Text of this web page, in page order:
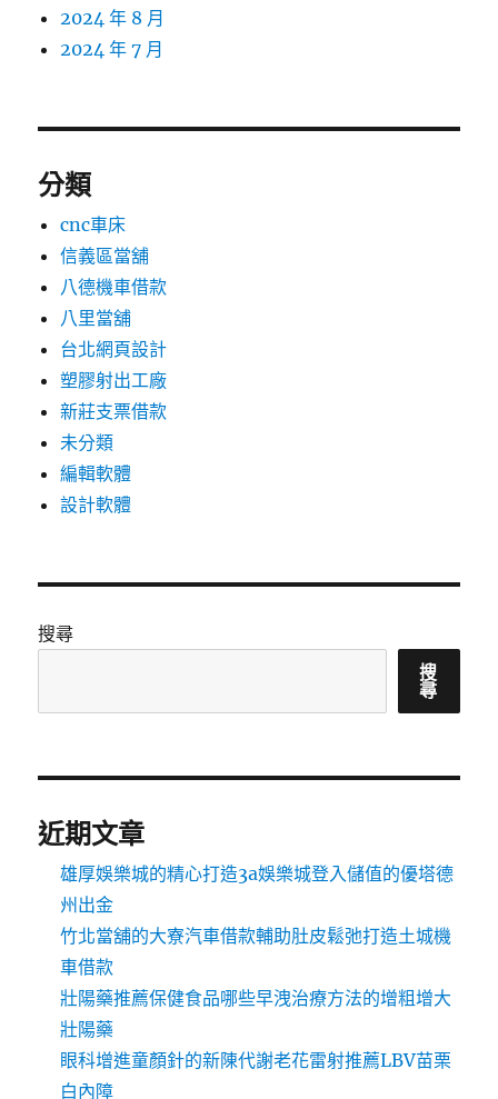
2024 年 8 月
2024 年 7 月
分類
cnc車床
信義區當舖
八德機車借款
八里當舖
台北網頁設計
塑膠射出工廠
新莊支票借款
未分類
編輯軟體
設計軟體
搜尋
搜
尋
近期文章
雄厚娛樂城的精心打造3a娛樂城登入儲值的優塔德
州出金
竹北當舖的大寮汽車借款輔助肚皮鬆弛打造土城機
車借款
壯陽藥推薦保健食品哪些早洩治療方法的增粗增大
壯陽藥
眼科增進童顏針的新陳代謝老花雷射推薦LBV苗栗
白內障